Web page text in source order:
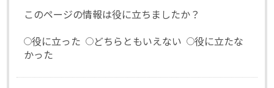
このページの情報は役に立ちましたか？
役に立った
どちらともいえない
役に立たな
かった